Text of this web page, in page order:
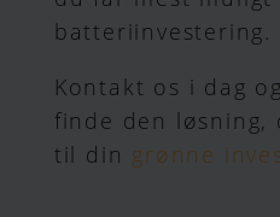
batteriinvestering.
Kontakt os i dag
finde den løsning,
til din grønne